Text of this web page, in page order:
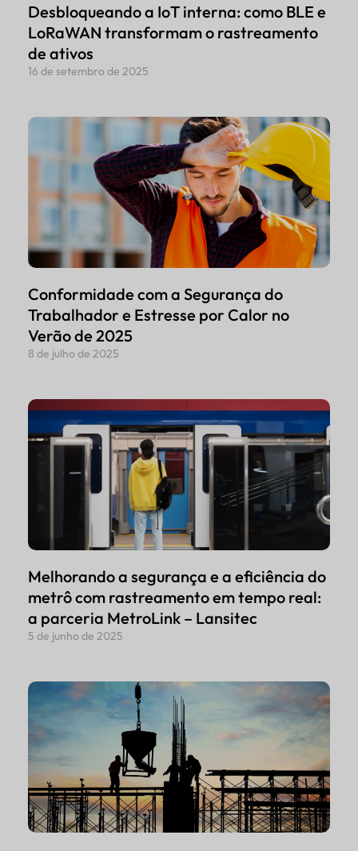
Desbloqueando a IoT interna: como BLE e
LoRaWAN transformam o rastreamento
de ativos
16 de setembro de 2025
Conformidade com a Segurança do
Trabalhador e Estresse por Calor no
Verão de 2025
8 de julho de 2025
Melhorando a segurança e a eficiência do
metrô com rastreamento em tempo real:
a parceria MetroLink – Lansitec
5 de junho de 2025